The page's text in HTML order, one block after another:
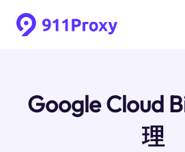
Google Cloud
理